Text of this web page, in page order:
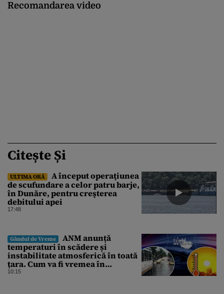
Recomandarea video
Citește Și
ULTIMA ORĂ
A început operaţiunea
de scufundare a celor patru barje,
în Dunăre, pentru creşterea
debitului apei
17:48
Gândul de Vreme
ANM anunță
temperaturi în scădere și
instabilitate atmosferică în toată
țara. Cum va fi vremea în
București și când vin vijeliile
10:15